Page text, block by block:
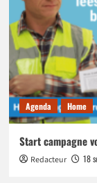
Agenda Home
Start campagne
Redacteur 18